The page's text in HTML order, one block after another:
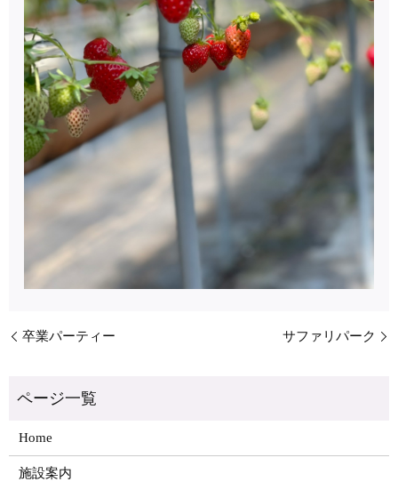
卒業パーティー サファリパーク
Home
施設案内